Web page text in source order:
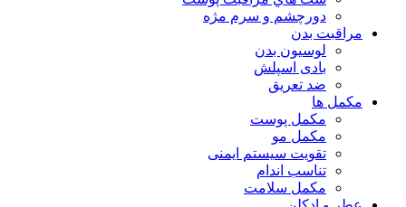
دورچشم و سرم مژه
مراقبت بدن
لوسیون بدن
بادی اسپلش
ضد تعریق
مكمل ها
مکمل پوست
مکمل مو
تقویت سیستم ایمنی
تناسب اندام
مکمل سلامت